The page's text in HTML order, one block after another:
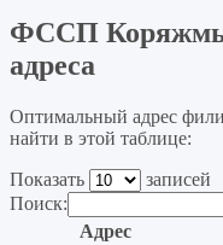
ФССП
адреса
Оптимальный адрес
найти в этой таблице:
Показать
записей
Поиск:
Адрес